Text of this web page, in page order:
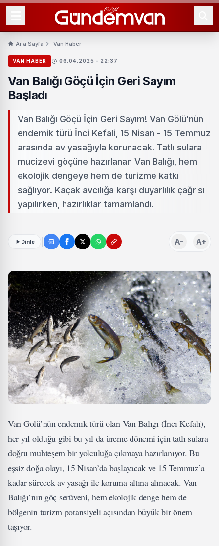
Ana Sayfa Van Haber
VAN HABER 06.04.2025 - 22:37
Van Balığı Göçü İçin Geri Sayım
Başladı
Van Balığı Göçü İçin Geri Sayım! Van Gölü’nün
endemik türü İnci Kefali, 15 Nisan - 15 Temmuz
arasında av yasağıyla korunacak. Tatlı sulara
mucizevi göçüne hazırlanan Van Balığı, hem
ekolojik dengeye hem de turizme katkı
sağlıyor. Kaçak avcılığa karşı duyarlılık çağrısı
yapılırken, hazırlıklar tamamlandı.
Dinle A- A+
Van Gölü’nün endemik türü olan Van Balığı (İnci Kefali),
her yıl olduğu gibi bu yıl da üreme dönemi için tatlı sulara
doğru muhteşem bir yolculuğa çıkmaya hazırlanıyor. Bu
eşsiz doğa olayı, 15 Nisan’da başlayacak ve 15 Temmuz’a
kadar sürecek av yasağı ile koruma altına alınacak. Van
Balığı’nın göç serüveni, hem ekolojik denge hem de
bölgenin turizm potansiyeli açısından büyük bir önem
taşıyor.